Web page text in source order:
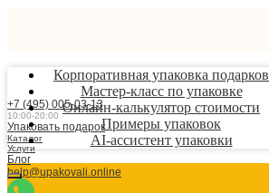
+7 (495) 005-03-13
10:00-20:00
Упаковать подарок
Каталог
Услуги
Блог
help@upakovali.online
Корпоративная упаковка подарков
Мастер-класс по упаковке
Онлайн-калькулятор стоимости
Примеры упаковок
AI-ассистент упаковки